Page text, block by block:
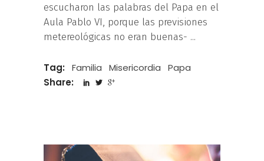
escucharon las palabras del Papa en el
Aula Pablo VI, porque las previsiones
metereológicas no eran buenas-
Tag: Familia Misericordia
Papa
Share: